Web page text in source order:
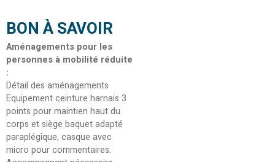
BON À SAVOIR
Aménagements pour les
personnes à mobilité réduite
:
Détail des aménagements
Equipement ceinture harnais 3
points pour maintien haut du
corps et siège baquet adapté
paraplégique, casque avec
micro pour commentaires.